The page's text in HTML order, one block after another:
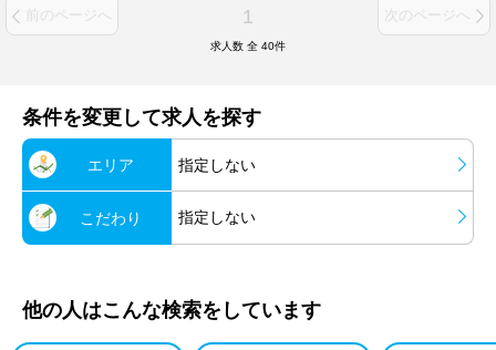
前のページへ 1 次のページへ
求人数 全 40件
条件を変更して求人を探す
エリア 指定しない
こだわり 指定しない
他の人はこんな検索をしています